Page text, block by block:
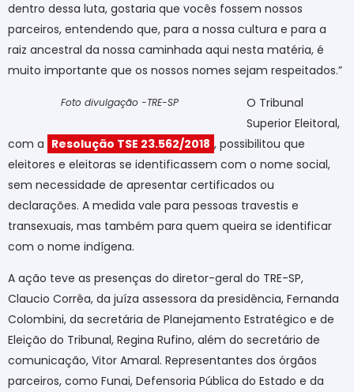
dentro dessa luta, gostaria que vocês fossem nossos
parceiros, entendendo que, para a nossa cultura e para a
raiz ancestral da nossa caminhada aqui nesta matéria, é
muito importante que os nossos nomes sejam respeitados.”
Foto divulgação -TRE-SP
O Tribunal
Superior Eleitoral,
com a Resolução TSE 23.562/2018 , possibilitou que
eleitores e eleitoras se identificassem com o nome social,
sem necessidade de apresentar certificados ou
declarações. A medida vale para pessoas travestis e
transexuais, mas também para quem queira se identificar
com o nome indígena.
A ação teve as presenças do diretor-geral do TRE-SP,
Claucio Corrêa, da juíza assessora da presidência, Fernanda
Colombini, da secretária de Planejamento Estratégico e de
Eleição do Tribunal, Regina Rufino, além do secretário de
comunicação, Vitor Amaral. Representantes dos órgãos
parceiros, como Funai, Defensoria Pública do Estado e da